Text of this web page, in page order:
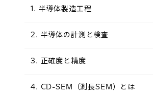
1. 半導体製造工程
2. 半導体の計測と検査
3. 正確度と精度
4. CD-SEM（測長SEM）とは